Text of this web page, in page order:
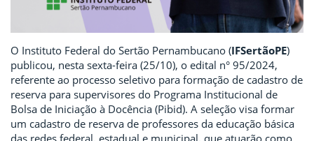
O Instituto Federal do Sertão Pernambucano (IFSertãoPE)
publicou, nesta sexta-feira (25/10), o edital n° 95/2024,
referente ao processo seletivo para formação de cadastro de
reserva para supervisores do Programa Institucional de
Bolsa de Iniciação à Docência (Pibid). A seleção visa formar
um cadastro de reserva de professores da educação básica